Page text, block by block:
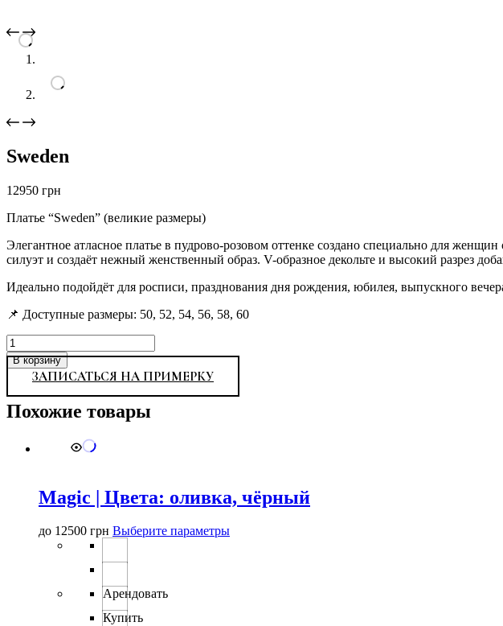
Sweden
12950 грн
Платье “Sweden” (великие размеры)
Элегантное атласное платье в пудрово-розовом оттенке создано специально для
силуэт и создаёт нежный женственный образ. V-образное декольте и высокий разрез
Идеально подойдёт для росписи, празднования дня рождения, юбилея, выпускного
📌 Доступные размеры: 50, 52, 54, 56, 58, 60
Количество
товара
Sweden
В корзину
ЗАПИСАТЬСЯ НА ПРИМЕРКУ
Похожие товары
Magic | Цвета: оливка, чёрный
до 12500 грн Выберите параметрыЭтот
Арендовать
Купить